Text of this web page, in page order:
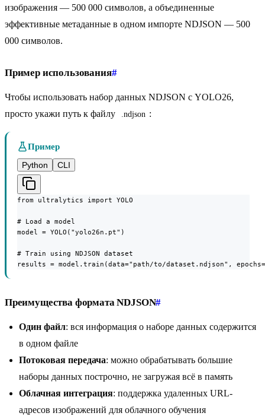
изображения — 500 000 символов, а объединенные
эффективные метаданные в одном импорте NDJSON — 500
000 символов.
Пример использования#
Чтобы использовать набор данных NDJSON с YOLO26,
просто укажи путь к файлу
.ndjson :
Пример
Python
CLI
from ultralytics import YOLO
# Load a model
model = YOLO("yolo26n.pt")
# Train using NDJSON dataset
results = model.train(data="path/to/dataset.ndjson",
Преимущества формата NDJSON#
Один файл: вся информация о наборе данных содержится
в одном файле
Потоковая передача: можно обрабатывать большие
наборы данных построчно, не загружая всё в память
Облачная интеграция: поддержка удаленных URL-
адресов изображений для облачного обучения